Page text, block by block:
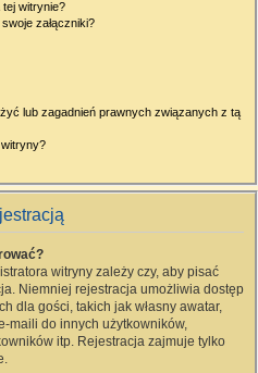
witrynie?
załączniki?
lub zagadnień prawnych związanych z tą
witryny zależy czy, aby pisać
Niemniej rejestracja umożliwia dostęp
dla gości, takich jak własny awatar,
maili do innych użytkowników,
itp. Rejestracja zajmuje tylko